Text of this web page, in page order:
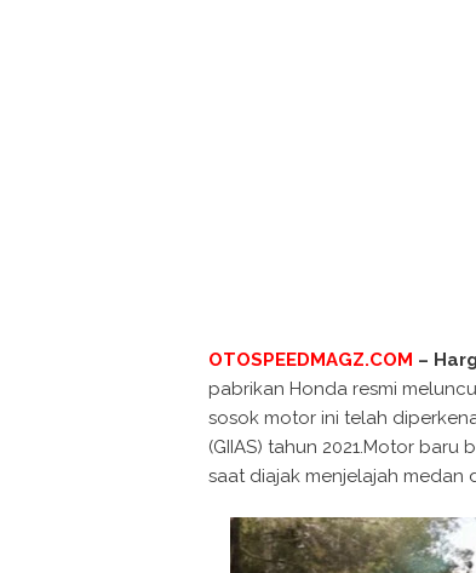
OTOSPEEDMAGZ.COM –
pabrikan Honda resmi
sosok motor ini telah
(GIIAS) tahun 2021.Motor
saat diajak menjelajah medan